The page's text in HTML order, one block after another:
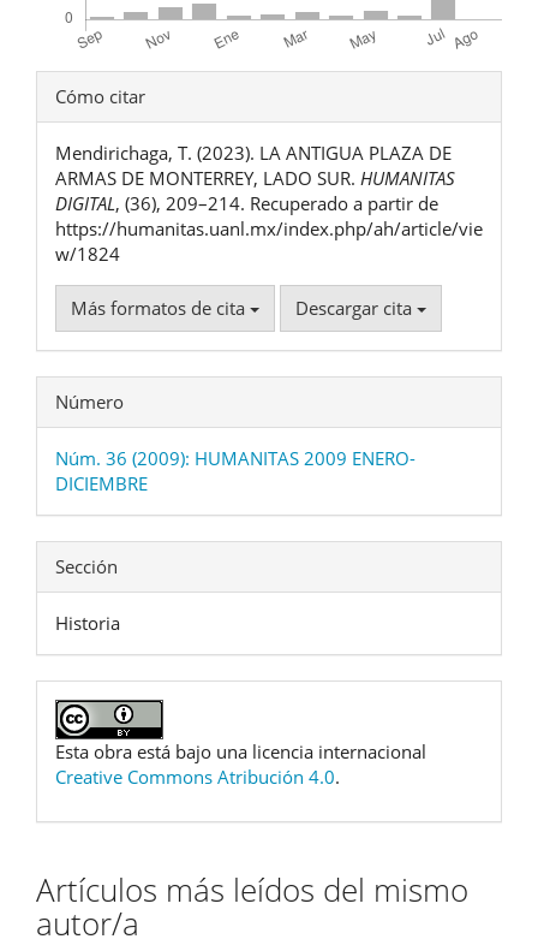
Detalles
del
artículo
Cómo citar
Mendirichaga, T. (2023). LA ANTIGUA PLAZA DE
ARMAS DE MONTERREY, LADO SUR. HUMANITAS
DIGITAL, (36), 209–214. Recuperado a partir de
https://humanitas.uanl.mx/index.php/ah/article/vie
w/1824
Más formatos de cita Descargar cita
Número
Núm. 36 (2009): HUMANITAS 2009 ENERO-
DICIEMBRE
Sección
Historia
Esta obra está bajo una licencia internacional
Creative Commons Atribución 4.0.
Artículos más leídos del mismo
autor/a